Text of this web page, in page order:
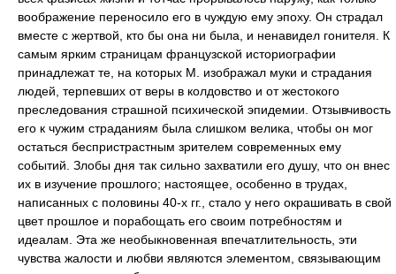
воображение переносило его в чуждую ему эпоху. Он страдал
вместе с жертвой, кто бы она ни была, и ненавидел гонителя. К
самым ярким страницам французской историографии
принадлежат те, на которых М. изображал муки и страдания
людей, терпевших от веры в колдовство и от жестокого
преследования страшной психической эпидемии. Отзывчивость
его к чужим страданиям была слишком велика, чтобы он мог
остаться беспристрастным зрителем современных ему
событий. Злобы дня так сильно захватили его душу, что он внес
их в изучение прошлого; настоящее, особенно в трудах,
написанных с половины 40-х гг., стало у него окрашивать в свой
цвет прошлое и порабощать его своим потребностям и
идеалам. Эта же необыкновенная впечатлительность, эти
чувства жалости и любви являются элементом, связывающим